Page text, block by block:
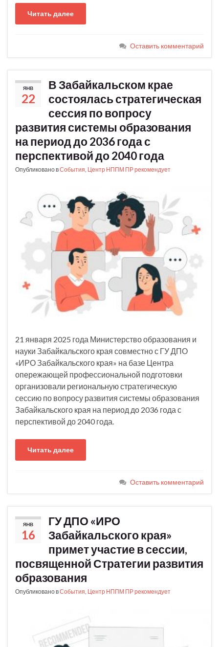
Читать далее
Оставить комментарий
ЯНВ
22
В Забайкальском крае
состоялась стратегическая
сессия по вопросу
развития системы образования
на период до 2036 года с
перспективой до 2040 года
Опубликовано вСобытия, Центр НППМ ПР рекомендует
21 января 2025 года Министерство образования и
науки Забайкальского края совместно с ГУ ДПО
«ИРО Забайкальского края» на базе Центра
опережающей профессиональной подготовки
организовали региональную стратегическую
сессию по вопросу развития системы образования
Забайкальского края на период до 2036 года с
перспективой до 2040 года.
Читать далее
Оставить комментарий
ЯНВ
16
ГУ ДПО «ИРО
Забайкальского края»
примет участие в сессии,
посвященной Стратегии развития
образования
Опубликовано вСобытия Центр НППМ ПР рекомендует